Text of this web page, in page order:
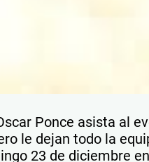
Ponce asista al
le dejan todo la
23 de diciembre